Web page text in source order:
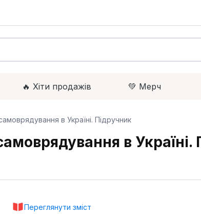
🔥 Xіти продажів 💚 Мерч
в Україні. Підручник
в Україні.
Переглянути зміст